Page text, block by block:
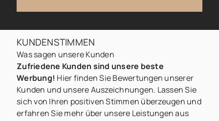
KUNDENSTIMMEN
Was sagen unsere Kunden
Zufriedene Kunden sind unsere beste
Werbung! Hier finden Sie Bewertungen unserer
Kunden und unsere Auszeichnungen. Lassen Sie
sich von Ihren positiven Stimmen überzeugen und
erfahren Sie mehr über unsere Leistungen aus